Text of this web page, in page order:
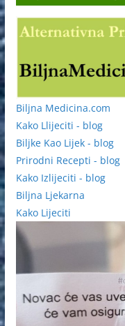
Biljna Medicina.com
Kako Llijeciti - blog
Biljke Kao Lijek - blog
Prirodni Recepti - blog
Kako Izlijeciti - blog
Biljna Ljekarna
Kako Lijeciti